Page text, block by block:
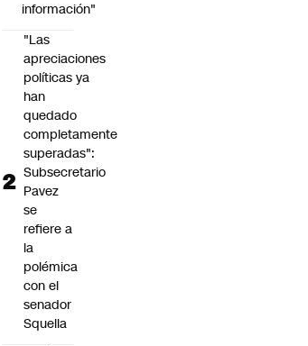
información"
"Las
apreciaciones
políticas ya
han
quedado
completamente
superadas":
Subsecretario
Pavez
se
refiere a
la
polémica
con el
senador
Squella